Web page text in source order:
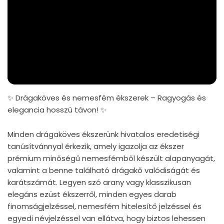
✨ Drágaköves és nemesfém ékszerek – Ragyogás és
elegancia hosszú távon! ✨
Minden drágaköves ékszerünk hivatalos eredetiségi
tanúsítvánnyal érkezik, amely igazolja az ékszer
prémium minőségű nemesfémből készült alapanyagát,
valamint a benne található drágakő valódiságát és
karátszámát. Legyen szó arany vagy klasszikusan
elegáns ezüst ékszerről, minden egyes darab
finomságjelzéssel, nemesfém hitelesítő jelzéssel és
egyedi névjelzéssel van ellátva, hogy biztos lehessen